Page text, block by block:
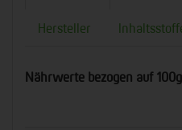
Hersteller
Nährwerte bezogen auf